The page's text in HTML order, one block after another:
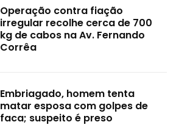
Operação contra fiação
irregular recolhe cerca de 700
kg de cabos na Av. Fernando
Corrêa
Embriagado, homem tenta
matar esposa com golpes de
faca; suspeito é preso